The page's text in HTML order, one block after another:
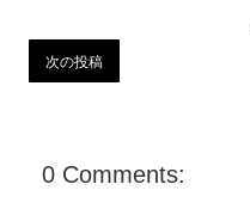
次の投稿
0 Comments: